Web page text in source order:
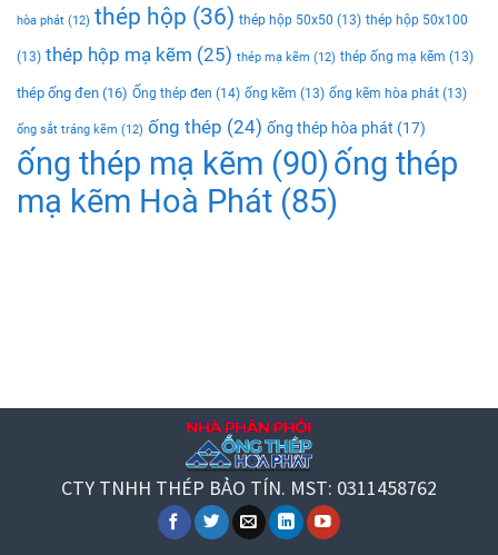
hòa phát (12) thép hộp (36) thép hộp 50x50 (13) thép hộp 50x100
(13) thép hộp mạ kẽm (25) thép mạ kẽm (12) thép ống mạ kẽm (13)
thép ống đen (16) Ống thép đen (14) ống kẽm (13) ống kẽm hòa phát (13)
ống sắt tráng kẽm (12) ống thép (24) ống thép hòa phát (17)
ống thép mạ kẽm (90) ống thép
mạ kẽm Hoà Phát (85)
CTY TNHH THÉP BẢO TÍN. MST: 0311458762